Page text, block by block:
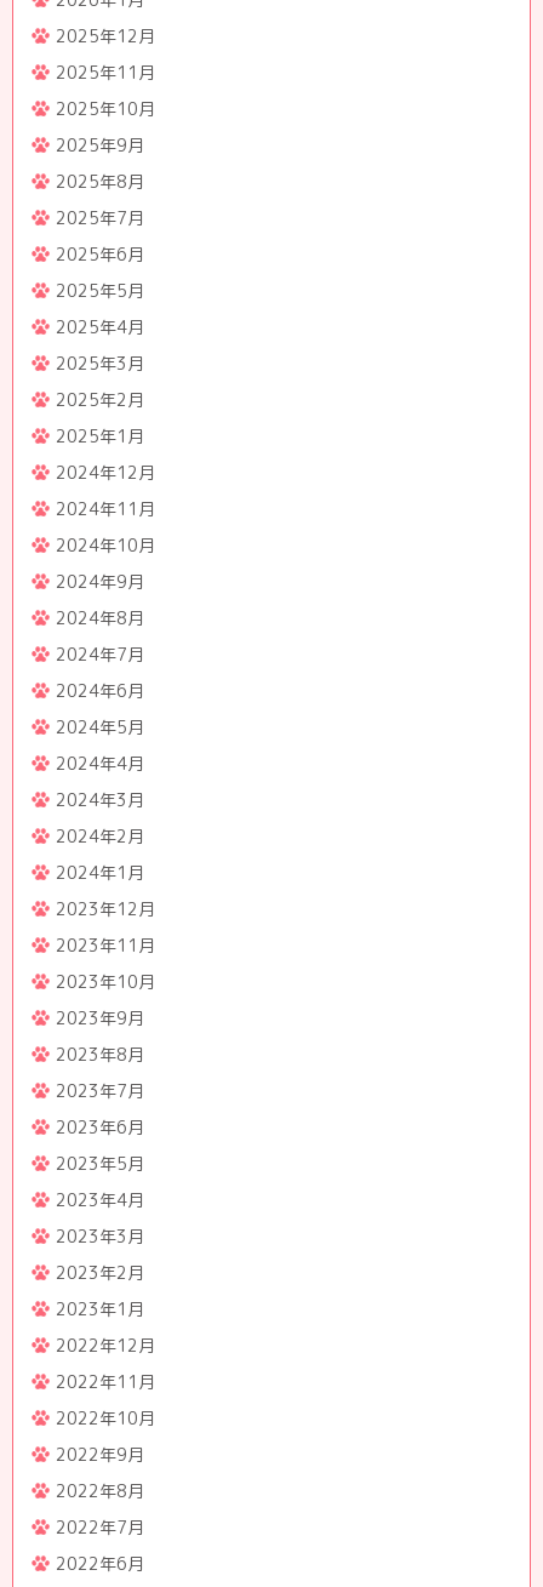
2025年12月
2025年11月
2025年10月
2025年9月
2025年8月
2025年7月
2025年6月
2025年5月
2025年4月
2025年3月
2025年2月
2025年1月
2024年12月
2024年11月
2024年10月
2024年9月
2024年8月
2024年7月
2024年6月
2024年5月
2024年4月
2024年3月
2024年2月
2024年1月
2023年12月
2023年11月
2023年10月
2023年9月
2023年8月
2023年7月
2023年6月
2023年5月
2023年4月
2023年3月
2023年2月
2023年1月
2022年12月
2022年11月
2022年10月
2022年9月
2022年8月
2022年7月
2022年6月